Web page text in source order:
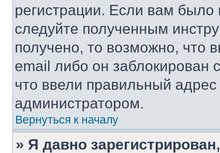
регистрации. Если вам
следуйте полученным
получено, то возможно, что
email либо он
что ввели правильный адрес
администратором.
Вернуться к началу
» Я давно